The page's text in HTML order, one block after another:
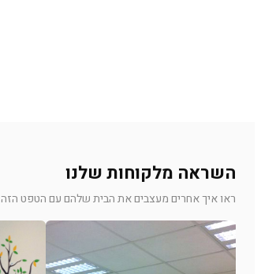
השראה מלקוחות שלנו
ראו איך אחרים מעצבים את הבית שלהם עם הטפט הזה